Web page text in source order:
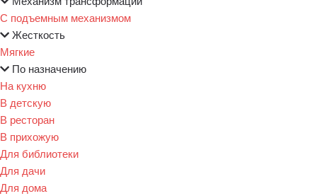
С подъемным механизмом
Жесткость
Мягкие
По назначению
На кухню
В детскую
В ресторан
В прихожую
Для библиотеки
Для дачи
Для дома